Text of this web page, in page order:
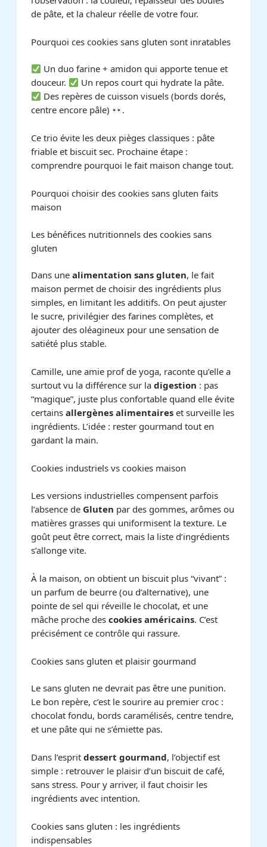
de pâte, et la chaleur réelle de votre four.
Pourquoi ces cookies sans gluten sont inratables
Un duo farine + amidon qui apporte tenue et
douceur.
Un repos court qui hydrate la pâte.
Des repères de cuisson visuels (bords dorés,
centre encore pâle)
.
Ce trio évite les deux pièges classiques : pâte
friable et biscuit sec. Prochaine étape :
comprendre pourquoi le fait maison change tout.
Pourquoi choisir des cookies sans gluten faits
maison
Les bénéfices nutritionnels des cookies sans
gluten
Dans unealimentation sans gluten, le fait
maison permet de choisir des ingrédients plus
simples, en limitant les additifs. On peut ajuster
le sucre, privilégier des farines complètes, et
ajouter des oléagineux pour une sensation de
satiété plus stable.
Camille, une amie prof de yoga, raconte qu’elle a
surtout vu la différence sur ladigestion : pas
“magique”, juste plus confortable quand elle évite
certainsallergènes alimentaires et surveille les
ingrédients. L’idée : rester gourmand tout en
gardant la main.
Cookies industriels vs cookies maison
Les versions industrielles compensent parfois
l’absence de Gluten par des gommes, arômes ou
matières grasses qui uniformisent la texture. Le
goût peut être correct, mais la liste d’ingrédients
s’allonge vite.
À la maison, on obtient un biscuit plus “vivant” :
un parfum de beurre (ou d’alternative), une
pointe de sel qui réveille le chocolat, et une
mâche proche descookies américains. C’est
précisément ce contrôle qui rassure.
Cookies sans gluten et plaisir gourmand
Le sans gluten ne devrait pas être une punition.
Le bon repère, c’est le sourire au premier croc :
chocolat fondu, bords caramélisés, centre tendre,
et une pâte qui ne s’émiette pas.
Dans l’espritdessert gourmand, l’objectif est
simple : retrouver le plaisir d’un biscuit de café,
sans stress. Pour y arriver, il faut choisir les
ingrédients avec intention.
Cookies sans gluten : les ingrédients
indispensables